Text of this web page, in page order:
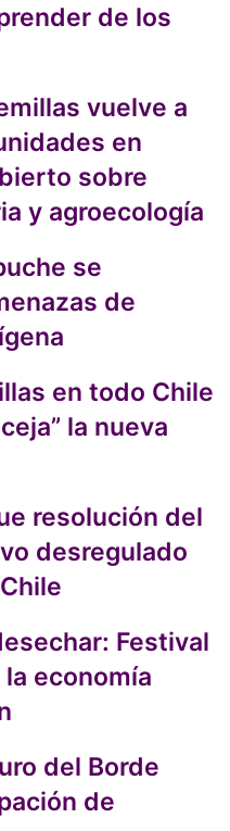
de los
vuelve a
en
sobre
y agroecología
se
de
en todo Chile
la nueva
resolución del
desregulado
Festival
economía
del Borde
de